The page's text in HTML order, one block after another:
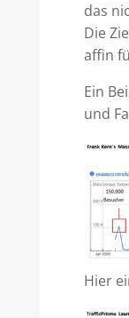
das
Die
affin
Ein
und
Hier